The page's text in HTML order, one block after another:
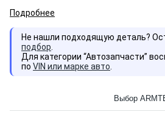
Подробнее
Не нашли подходящую деталь?
подбор
Для категории “Автозапчасти”
по VIN или марке авто
Выбор